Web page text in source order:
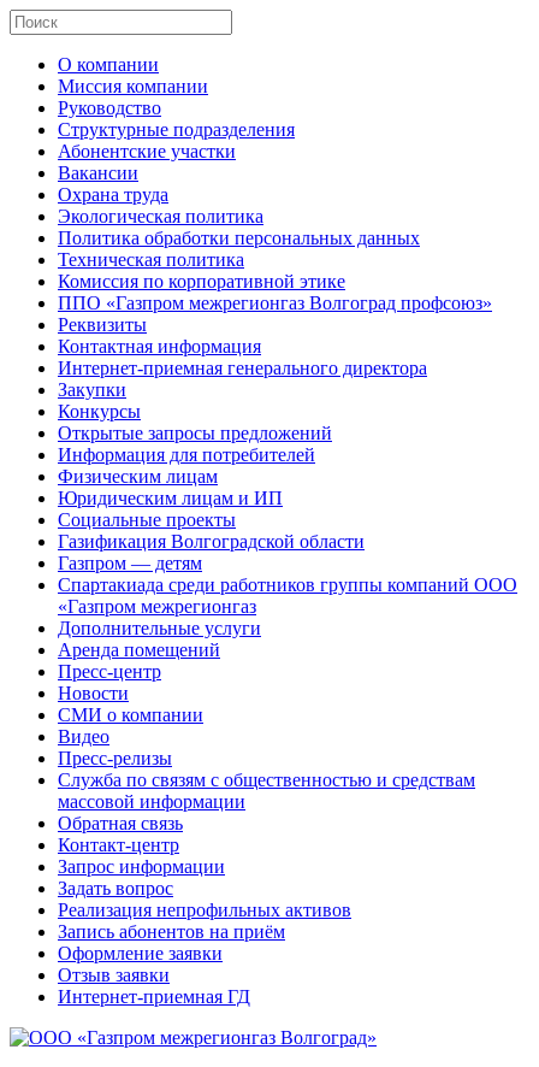
О компании
Миссия компании
Руководство
Структурные подразделения
Абонентские участки
Вакансии
Охрана труда
Экологическая политика
Политика обработки персональных данных
Техническая политика
Комиссия по корпоративной этике
ППО «Газпром межрегионгаз Волгоград профсоюз»
Реквизиты
Контактная информация
Интернет-приемная генерального директора
Закупки
Конкурсы
Открытые запросы предложений
Информация для потребителей
Физическим лицам
Юридическим лицам и ИП
Социальные проекты
Газификация Волгоградской области
Газпром — детям
Спартакиада среди работников группы компаний ООО
«Газпром межрегионгаз
Дополнительные услуги
Аренда помещений
Пресс-центр
Новости
СМИ о компании
Видео
Пресс-релизы
Служба по связям с общественностью и средствам
массовой информации
Обратная связь
Контакт-центр
Запрос информации
Задать вопрос
Реализация непрофильных активов
Запись абонентов на приём
Оформление заявки
Отзыв заявки
Интернет-приемная ГД